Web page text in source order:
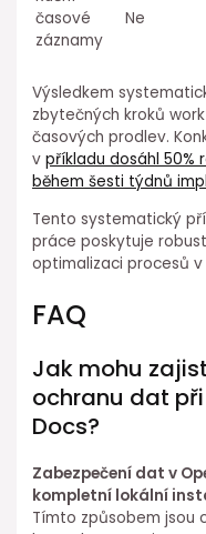
časové
záznamy
Ne
Výsledkem
zbytečných kroků
časových prodlev.
vpříkladu⁣ dosáhl 50%
během šesti týdnů
Tento systematický
práce poskytuje
optimalizaci procesů
FAQ
Jak mohu
ochranu dat
Docs?
Zabezpečení dat v
kompletní lokální
Tímto způsobem jsou